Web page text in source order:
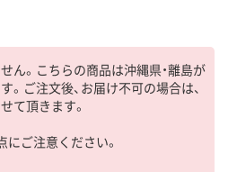
ん。こちらの商品は沖縄県・離島が
。ご注文後、お届け不可の場合は、
て頂きます。
にご注意ください。